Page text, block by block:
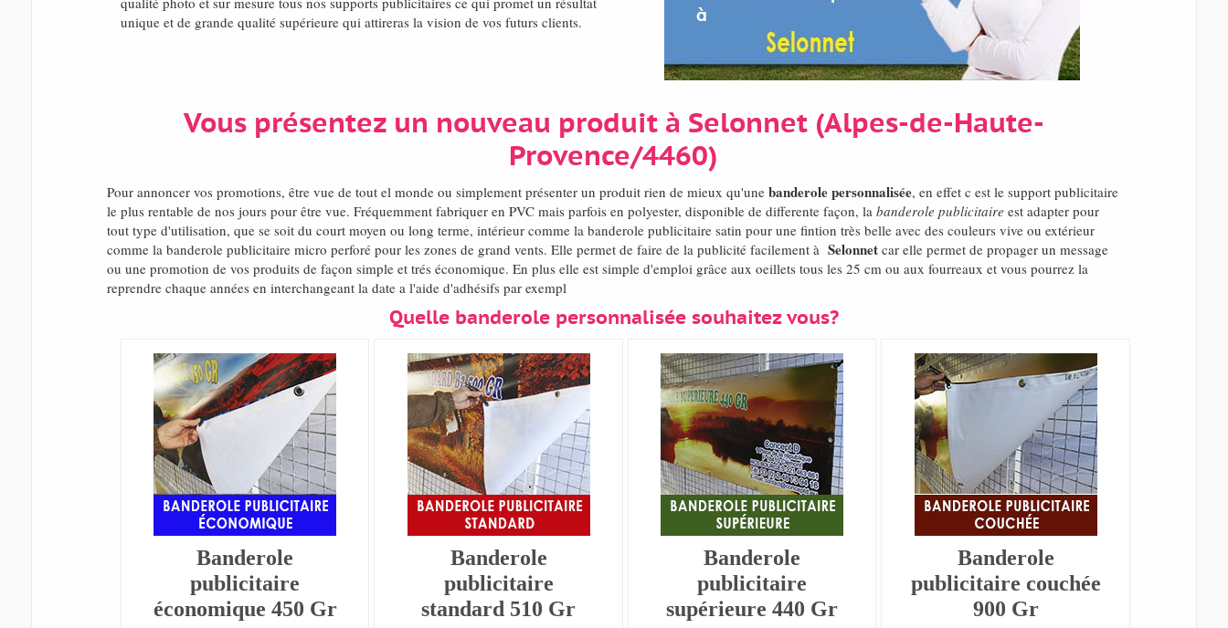
unique et de grande qualité supérieure qui attireras la vision de vos futurs clients.
Vous présentez un nouveau produit à Selonnet (Alpes-de-Haute-
Provence/4460)
Pour annoncer vos promotions, être vue de tout el monde ou simplement présenter un produit rien de mieux qu'une banderole personnalisée, en effet c est le support publicitaire
le plus rentable de nos jours pour être vue. Fréquemment fabriquer en PVC mais parfois en polyester, disponible de differente façon, la banderole publicitaire est adapter pour
tout type d'utilisation, que se soit du court moyen ou long terme, intérieur comme la banderole publicitaire satin pour une fintion très belle avec des couleurs vive ou extérieur
comme la banderole publicitaire micro perforé pour les zones de grand vents. Elle permet de faire de la publicité facilement à Selonnetcar elle permet de propager un message
ou une promotion de vos produits de façon simple et trés économique. En plus elle est simple d'emploi grâce aux oeillets tous les 25 cm ou aux fourreaux et vous pourrez la
reprendre chaque années en interchangeant la date a l'aide d'adhésifs par exempl
Quelle banderole personnalisée souhaitez vous?
Banderole
publicitaire
économique 450 Gr
Banderole
publicitaire
standard 510 Gr
Banderole
publicitaire
supérieure 440 Gr
Banderole
publicitaire couchée
900 Gr